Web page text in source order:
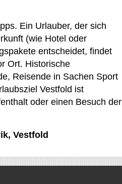
Ein Urlauber, der sich
(wie Hotel oder
entscheidet, findet
Ort. Historische
Reisende in Sachen Sport
Vestfold ist
oder einen Besuch der
Vestfold